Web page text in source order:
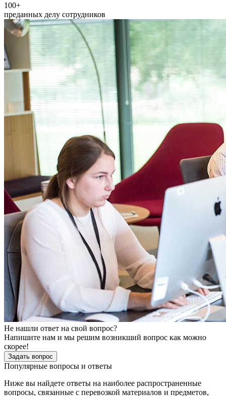
100+
преданных делу сотрудников
Не нашли ответ на свой вопрос?
Напишите нам и мы решим возникший вопрос как можно
скорее!
Задать вопрос
Популярные вопросы и ответы
Ниже вы найдете ответы на наиболее распространенные
вопросы, связанные с перевозкой материалов и предметов,